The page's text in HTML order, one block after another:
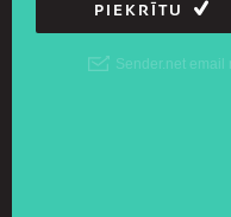
PIEKRĪTU